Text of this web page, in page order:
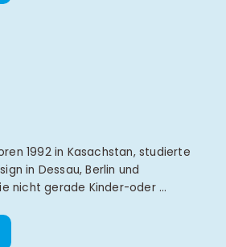
1992 in Kasachstan, studierte
in Dessau, Berlin und
nicht gerade Kinder-oder …